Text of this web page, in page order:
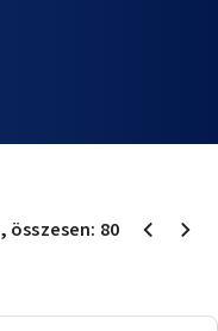
, összesen: 80